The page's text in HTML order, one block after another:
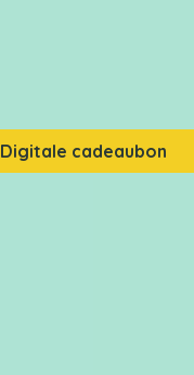
Digitale cadeaubon